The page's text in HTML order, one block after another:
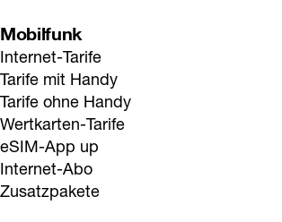
Mobilfunk
Internet-Tarife
Tarife mit Handy
Tarife ohne Handy
Wertkarten-Tarife
eSIM-App up
Internet-Abo
Zusatzpakete